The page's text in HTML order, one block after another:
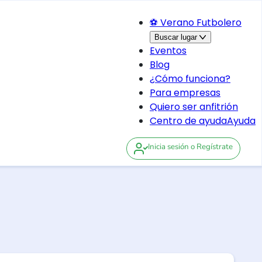
⚽ Verano Futbolero
Buscar lugar
Eventos
Blog
¿Cómo funciona?
Para empresas
Quiero ser anfitrión
Centro de ayudaAyuda
Inicia sesión o Regístrate